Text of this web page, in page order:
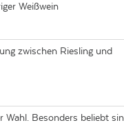
Weißwein
zwischen Riesling und
Wahl. Besonders beliebt